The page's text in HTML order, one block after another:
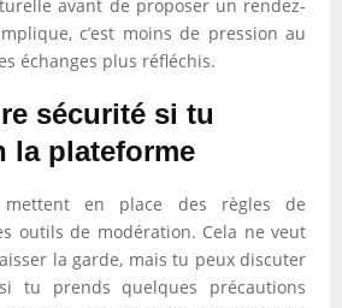
avant de proposer un rendez-
c’est moins de pression au
échanges plus réfléchis.
sécurité si tu
la plateforme
mettent en place des règles de
outils de modération. Cela ne veut
la garde, mais tu peux discuter
tu prends quelques précautions